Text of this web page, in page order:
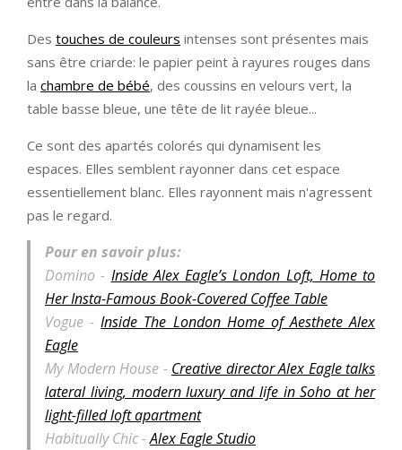
Des touches de couleurs intenses sont présentes mais
sans être criarde: le papier peint à rayures rouges dans
la chambre de bébé, des coussins en velours vert, la
table basse bleue, une tête de lit rayée bleue...
Ce sont des apartés colorés qui dynamisent les
espaces. Elles semblent rayonner dans cet espace
essentiellement blanc. Elles rayonnent mais n'agressent
pas le regard.
Pour en savoir plus:
Domino - Inside Alex Eagle’s London Loft, Home to
Her Insta-Famous Book-Covered Coffee Table
Vogue -Inside The London Home of Aesthete Alex
Eagle
My Modern House - Creative director Alex Eagle talks
lateral living, modern luxury and life in Soho at her
light-filled loft apartment
Habitually Chic -Alex Eagle Studio